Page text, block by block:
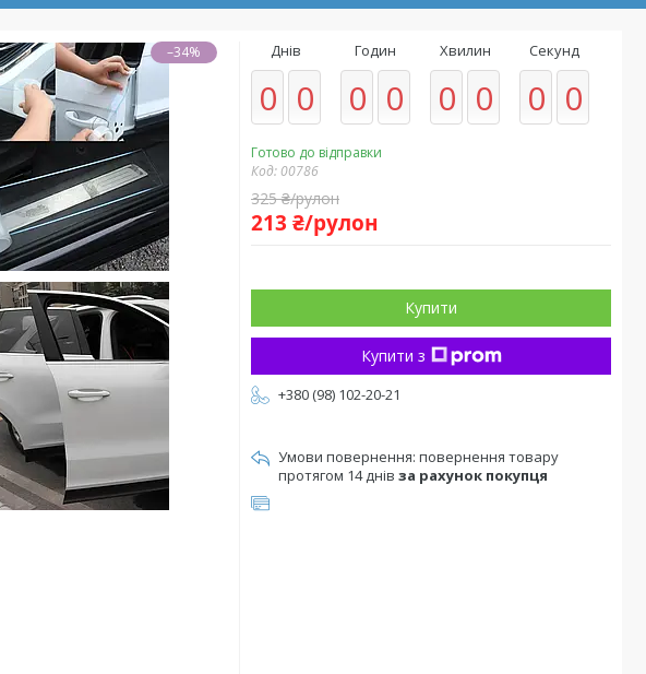
–34% Днів
0 0
Годин
0 0
Хвилин
0 0
Секунд
0 0
Готово до відправки
Код: 00786
325 ₴/рулон
213 ₴/рулон
Купити
Купити з
+380 (98) 102-20-21
повернення товару
протягом 14 днів за рахунок покупця